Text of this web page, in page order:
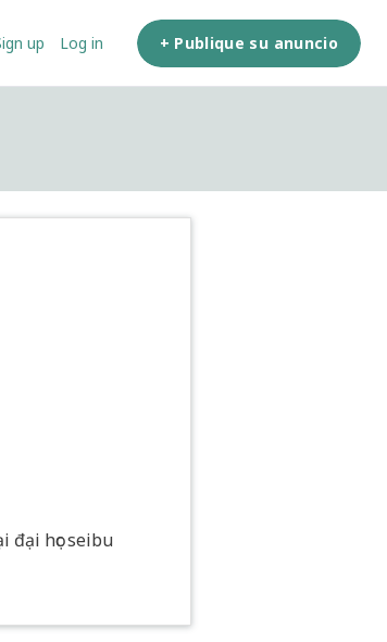
up Log in + Publique su anuncio
đại học seibu